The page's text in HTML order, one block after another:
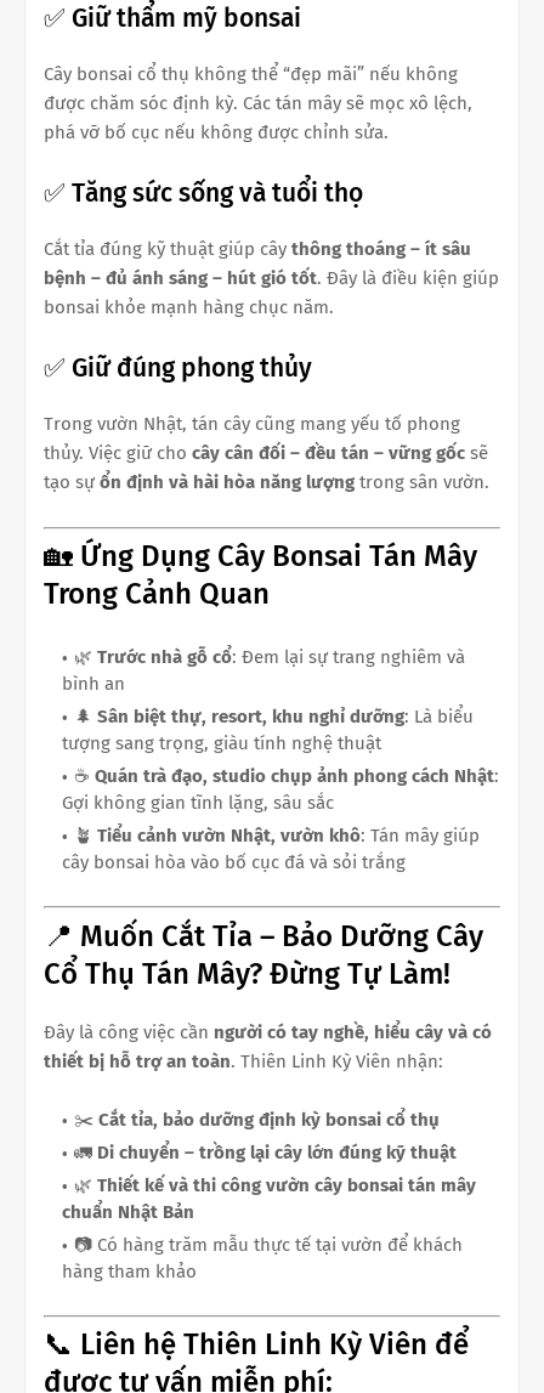
✅ Giữ thẩm mỹ bonsai
Cây bonsai cổ thụ không thể “đẹp mãi” nếu không
được chăm sóc định kỳ. Các tán mây sẽ mọc xô lệch,
phá vỡ bố cục nếu không được chỉnh sửa.
✅ Tăng sức sống và tuổi thọ
Cắt tỉa đúng kỹ thuật giúp cây thông thoáng – ít sâu
bệnh – đủ ánh sáng – hút gió tốt. Đây là điều kiện giúp
bonsai khỏe mạnh hàng chục năm.
✅ Giữ đúng phong thủy
Trong vườn Nhật, tán cây cũng mang yếu tố phong
thủy. Việc giữ cho cây cân đối – đều tán – vững gốc sẽ
tạo sự ổn định và hài hòa năng lượng trong sân vườn.
🏡 Ứng Dụng Cây Bonsai Tán Mây
Trong Cảnh Quan
🌿 Trước nhà gỗ cổ: Đem lại sự trang nghiêm và
bình an
🌲 Sân biệt thự, resort, khu nghỉ dưỡng: Là biểu
tượng sang trọng, giàu tính nghệ thuật
☕ Quán trà đạo, studio chụp ảnh phong cách Nhật:
Gợi không gian tĩnh lặng, sâu sắc
🪴 Tiểu cảnh vườn Nhật, vườn khô: Tán mây giúp
cây bonsai hòa vào bố cục đá và sỏi trắng
📍 Muốn Cắt Tỉa – Bảo Dưỡng Cây
Cổ Thụ Tán Mây? Đừng Tự Làm!
Đây là công việc cần người có tay nghề, hiểu cây và có
thiết bị hỗ trợ an toàn. Thiên Linh Kỳ Viên nhận:
✂️ Cắt tỉa, bảo dưỡng định kỳ bonsai cổ thụ
🚛 Di chuyển – trồng lại cây lớn đúng kỹ thuật
🌿 Thiết kế và thi công vườn cây bonsai tán mây
chuẩn Nhật Bản
📷 Có hàng trăm mẫu thực tế tại vườn để khách
hàng tham khảo
📞 Liên hệ Thiên Linh Kỳ Viên để
được tư vấn miễn phí: